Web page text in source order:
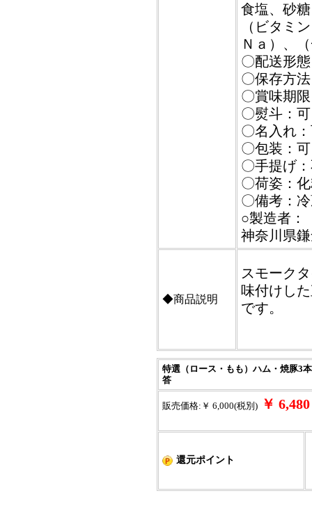
食塩、砂
（ビタミ
Ｎａ）、
〇配送形
〇保存方
〇賞味期
〇熨斗：可
〇名入れ
〇包装：可
〇手提げ
〇荷姿：
〇備考：
○製造者：
神奈川県
◆商品説明
スモーク
味付けし
です。
特選（ロース・もも）ハム・焼豚3
答
販売価格:￥ 6,000(税別) ￥
還元ポイント